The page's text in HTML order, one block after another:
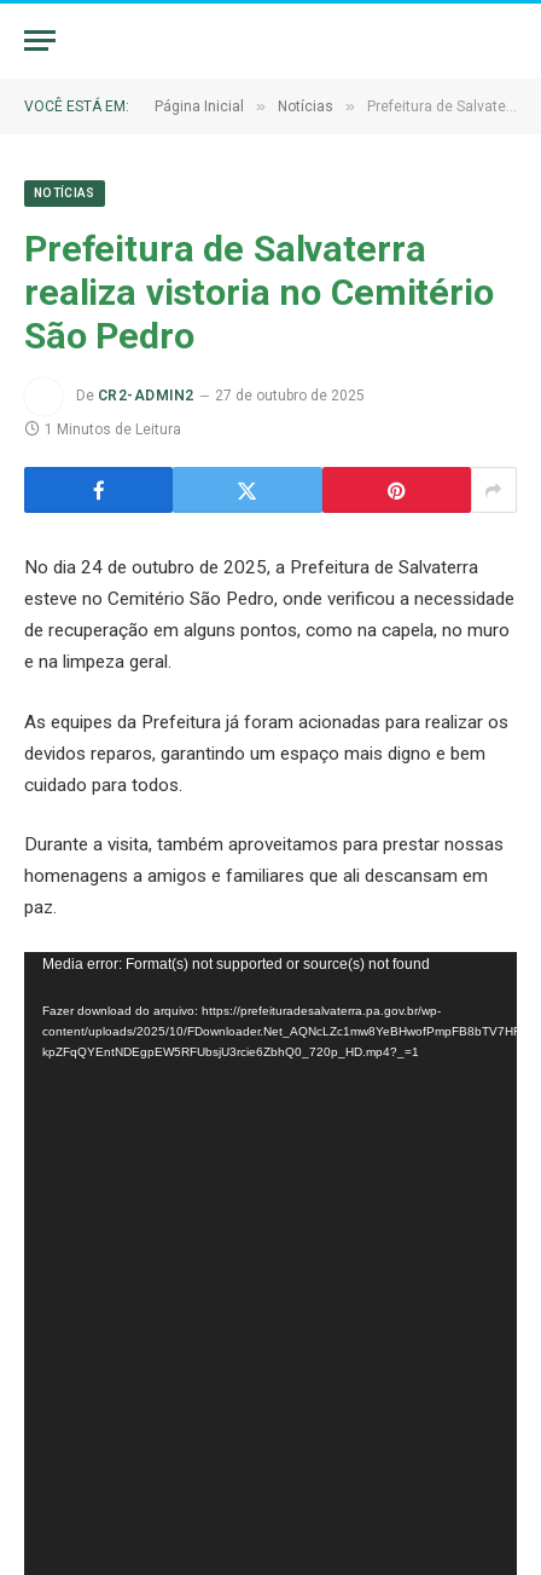
VOCÊ ESTÁ EM: Página Inicial » Notícias » Prefeitura de Salvaterra realiza vistoria no Cemitério São Pedro
NOTÍCIAS
Prefeitura de Salvaterra
realiza vistoria no Cemitério
São Pedro
De CR2-ADMIN2
27 de outubro de 2025
1 Minutos de Leitura
No dia 24 de outubro de 2025, a Prefeitura de Salvaterra
esteve no Cemitério São Pedro, onde verificou a necessidade
de recuperação em alguns pontos, como na capela, no muro
e na limpeza geral.
As equipes da Prefeitura já foram acionadas para realizar os
devidos reparos, garantindo um espaço mais digno e bem
cuidado para todos.
Durante a visita, também aproveitamos para prestar nossas
homenagens a amigos e familiares que ali descansam em
paz.
Tocador
vídeo
Media error: Format(s) not supported or source(s) not found
Fazer download do arquivo: https://prefeituradesalvaterra.pa.gov.br/wp-
content/uploads/2025/10/
kpZFqQYEntNDEgpEW5RFUbsjU3rcie6ZbhQ0_720p_HD.mp4?_=1